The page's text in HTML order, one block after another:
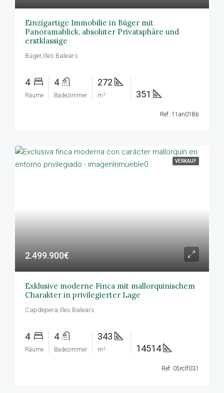
Einzigartige Immobilie in Búger mit
Panoramablick, absoluter Privatsphäre und
erstklassige
Búger,Illes Balears
4
Räume
4
Badezimmer
272
m² 351
Ref: 11an018b
VERKAUF
2.499.900€
Exklusive moderne Finca mit mallorquinischem
Charakter in privilegierter Lage
Capdepera,Illes Balears
4
Räume
4
Badezimmer
343
m² 14514
Ref: 05rclf031